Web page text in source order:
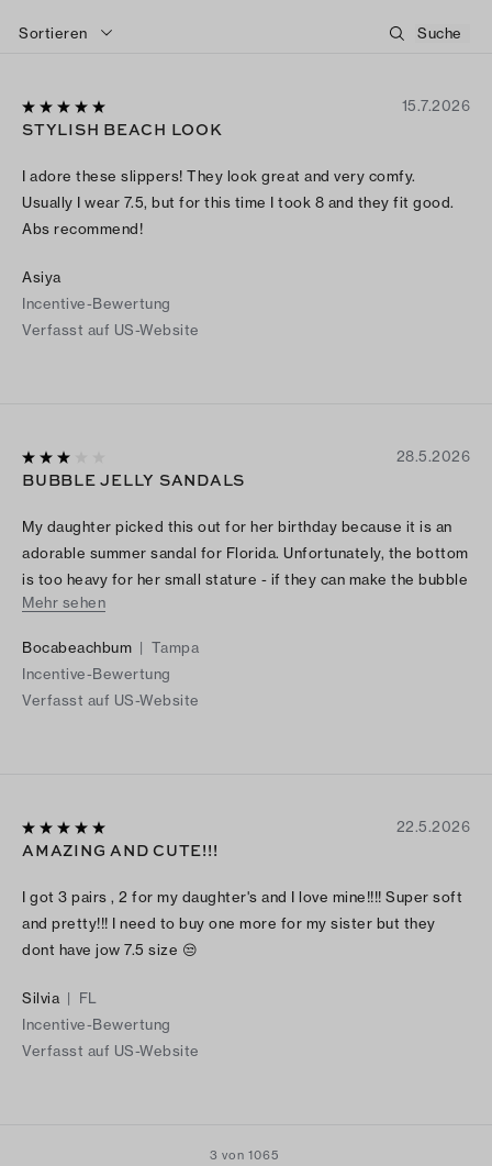
Sortieren
15.7.2026
STYLISH BEACH LOOK
I adore these slippers! They look great and very comfy.
Usually I wear 7.5, but for this time I took 8 and they fit good.
Abs recommend!
Asiya
Incentive-Bewertung
Verfasst auf US-Website
28.5.2026
BUBBLE JELLY SANDALS
My daughter picked this out for her birthday because it is an
adorable summer sandal for Florida. Unfortunately, the bottom
is too heavy for her small stature - if they can make the bubble
part more airy, it will be the perfect sandal.
Mehr sehen
Bocabeachbum | Tampa
Incentive-Bewertung
Verfasst auf US-Website
22.5.2026
AMAZING AND CUTE!!!
I got 3 pairs , 2 for my daughter's and I love mine!!!! Super soft
and pretty!!! I need to buy one more for my sister but they
dont have jow 7.5 size 😒
Silvia | FL
Incentive-Bewertung
Verfasst auf US-Website
3 von 1065